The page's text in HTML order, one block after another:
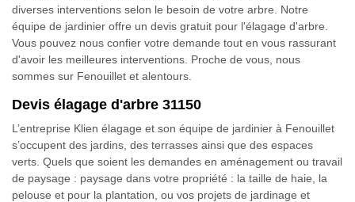
diverses interventions selon le besoin de votre arbre. Notre
équipe de jardinier offre un devis gratuit pour l'élagage d'arbre.
Vous pouvez nous confier votre demande tout en vous rassurant
d'avoir les meilleures interventions. Proche de vous, nous
sommes sur Fenouillet et alentours.
Devis élagage d'arbre 31150
L’entreprise Klien élagage et son équipe de jardinier à Fenouillet
s’occupent des jardins, des terrasses ainsi que des espaces
verts. Quels que soient les demandes en aménagement ou travail
de paysage : paysage dans votre propriété : la taille de haie, la
pelouse et pour la plantation, ou vos projets de jardinage et